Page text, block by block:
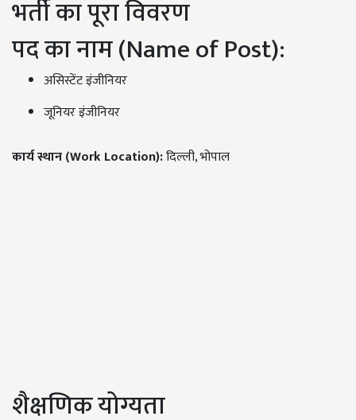
भर्ती का पूरा विवरण
पद का नाम (Name of Post):
असिस्टेंट इंजीनियर
जूनियर इंजीनियर
कार्य स्थान (Work Location):दिल्ली, भोपाल
शैक्षणिक योग्यता